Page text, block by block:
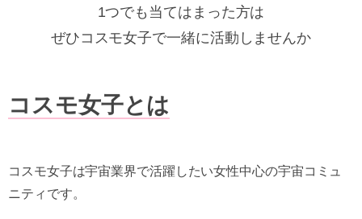
1つでも当てはまった方は
ぜひコスモ女子で一緒に活動しませんか
コスモ女子とは
コスモ女子は宇宙業界で活躍したい女性中心の宇宙コミュ
ニティです。